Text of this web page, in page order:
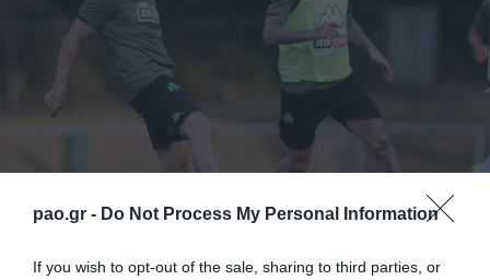
pao.gr - Do Not Process My Personal Information
If you wish to opt-out of the sale, sharing to third parties, or